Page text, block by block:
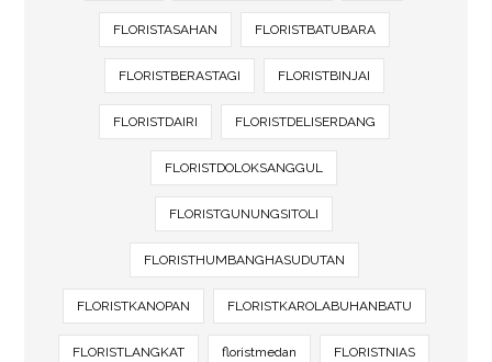
FLORISTASAHAN FLORISTBATUBARA
FLORISTBERASTAGI FLORISTBINJAI
FLORISTDAIRI FLORISTDELISERDANG
FLORISTDOLOKSANGGUL
FLORISTGUNUNGSITOLI
FLORISTHUMBANGHASUDUTAN
FLORISTKANOPAN FLORISTKAROLABUHANBATU
FLORISTLANGKAT floristmedan FLORISTNIAS